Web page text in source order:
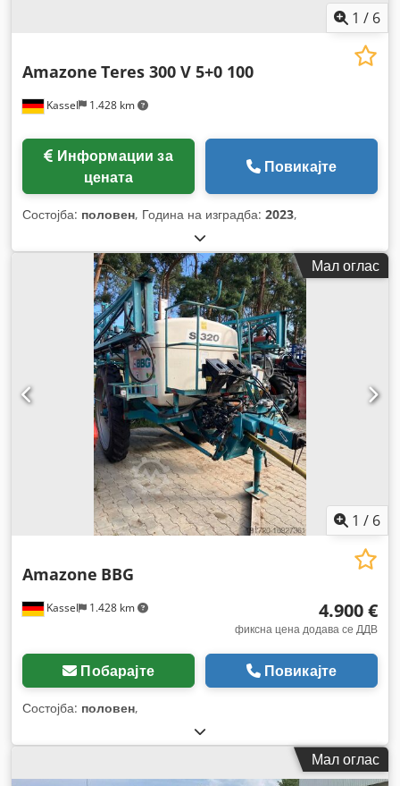
1 / 6
Kassel 1.428 km
Amazone Teres 300 V 5+0 100
цената
Повикајте
Состојба: половен, Година на изградба: 2023,
Мал оглас
1 / 6
Kassel 1.428 km
Amazone BBG
4.900 €
фиксна цена додава се ДДВ
Побарајте Повикајте
Состојба: половен,
Мал оглас